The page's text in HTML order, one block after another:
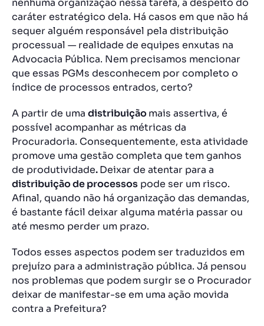
nenhuma organização nessa tarefa, a despeito do
caráter estratégico dela. Há casos em que não há
sequer alguém responsável pela distribuição
processual — realidade de equipes enxutas na
Advocacia Pública. Nem precisamos mencionar
que essas PGMs desconhecem por completo o
índice de processos entrados, certo?
A partir de uma distribuiçãomais assertiva, é
possível acompanhar as métricas da
Procuradoria. Consequentemente, esta atividade
promove uma gestão completa que tem ganhos
de produtividade.Deixar de atentar para a
distribuição de processos pode ser um risco.
Afinal, quando não há organização das demandas,
é bastante fácil deixar alguma matéria passar ou
até mesmo perder um prazo.
Todos esses aspectos podem ser traduzidos em
prejuízo para a administração pública. Já pensou
nos problemas que podem surgir se o Procurador
deixar de manifestar-se em uma ação movida
contra a Prefeitura?